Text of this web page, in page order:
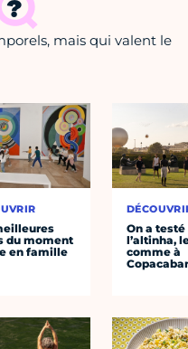
?
mais qui valent le
du moment
en famille
On a testé
l’altinha,
comme à